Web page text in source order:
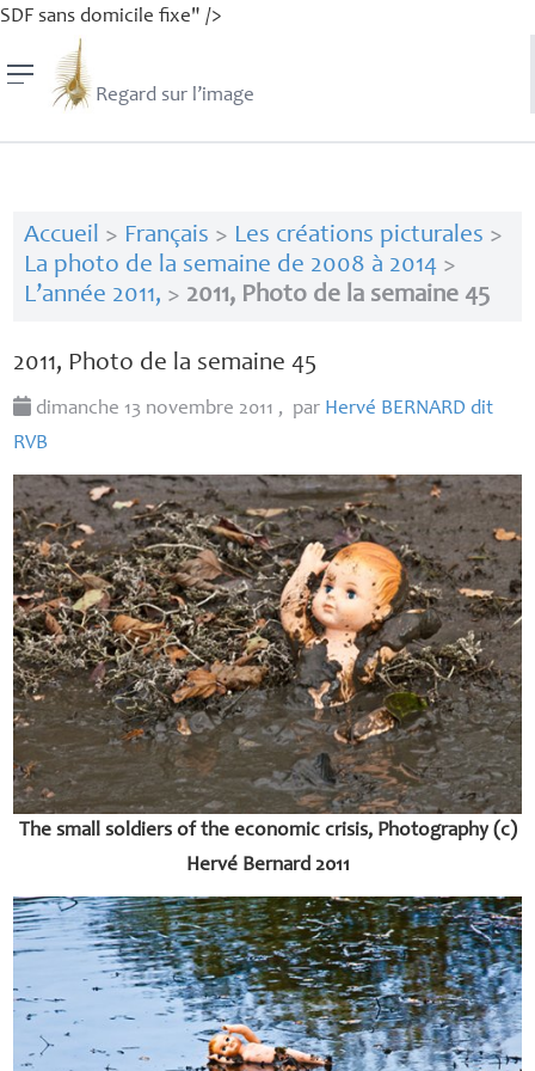
SDF sans domicile fixe" />
Regard sur l’image
Accueil > Français > Les créations picturales >
La photo de la semaine de 2008 à 2014>
L’année 2011, > 2011, Photo de la semaine 45
2011, Photo de la semaine 45
dimanche 13 novembre 2011 , par Hervé BERNARD dit
RVB
The small soldiers of the economic crisis, Photography (c)
Hervé Bernard 2011